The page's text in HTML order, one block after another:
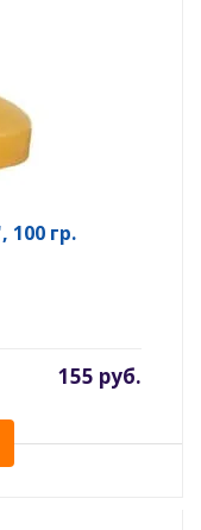
гр.
155 руб.